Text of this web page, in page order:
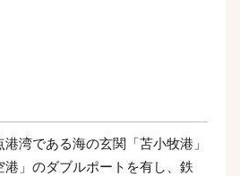
湾である海の玄関「苫小牧港」
港」のダブルポートを有し、鉄